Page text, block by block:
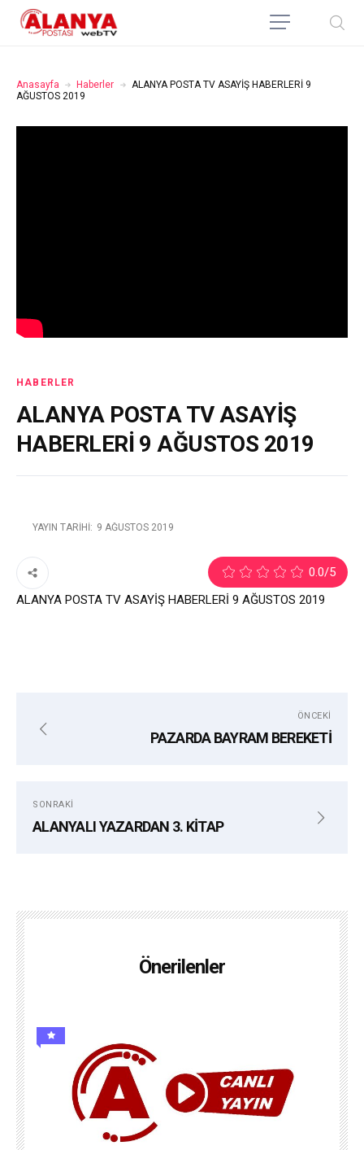
Anasayfa Haberler
ALANYA POSTA TV ASAYİŞ HABERLERİ 9
AĞUSTOS 2019
HABERLER
ALANYA POSTA TV ASAYİŞ
HABERLERİ 9 AĞUSTOS 2019
YAYIN TARIHI: 9 AĞUSTOS 2019
0.0/5
ALANYA POSTA TV ASAYİŞ HABERLERİ 9 AĞUSTOS 2019
ÖNCEKI
PAZARDA BAYRAM BEREKETİ
SONRAKI
ALANYALI YAZARDAN 3. KİTAP
Önerilenler